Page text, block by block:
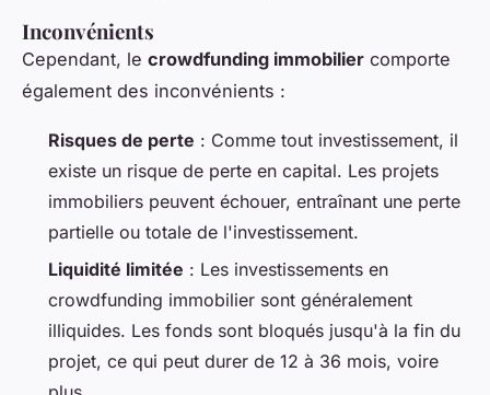
Inconvénients
Cependant, le crowdfunding immobilier comporte
également des inconvénients :
Risques de perte : Comme tout investissement, il
existe un risque de perte en capital. Les projets
immobiliers peuvent échouer, entraînant une perte
partielle ou totale de l'investissement.
Liquidité limitée : Les investissements en
crowdfunding immobilier sont généralement
illiquides. Les fonds sont bloqués jusqu'à la fin du
projet, ce qui peut durer de 12 à 36 mois, voire